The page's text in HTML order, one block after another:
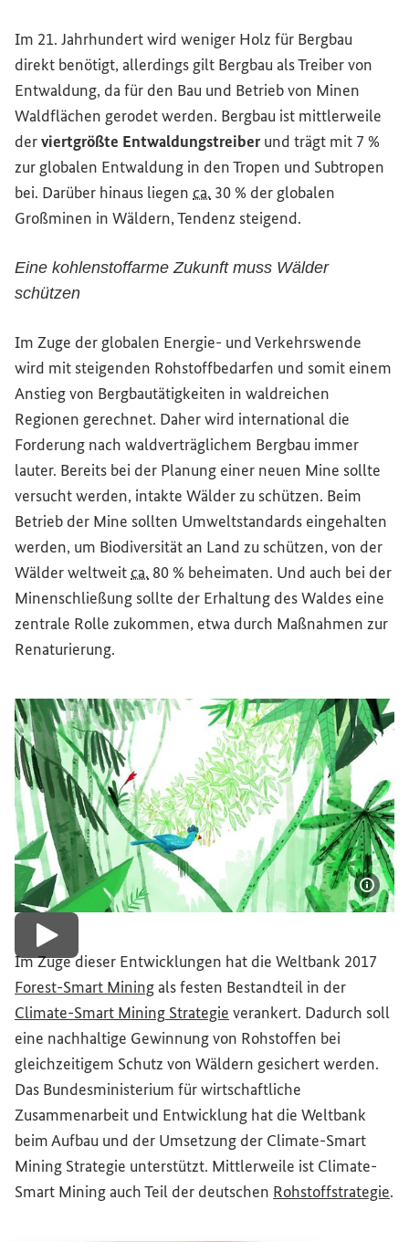
Im 21. Jahrhundert wird weniger Holz für Bergbau
direkt benötigt, allerdings gilt Bergbau als Treiber von
Entwaldung, da für den Bau und Betrieb von Minen
Waldflächen gerodet werden. Bergbau ist mittlerweile
derviertgrößte Entwaldungstreiberund trägt mit 7 %
zur globalen Entwaldung in den Tropen und Subtropen
bei. Darüber hinaus liegen ca. 30 % der globalen
Großminen in Wäldern, Tendenz steigend.
Eine kohlenstoffarme Zukunft muss Wälder
schützen
Im Zuge der globalen Energie- und Verkehrswende
wird mit steigenden Rohstoffbedarfen und somit einem
Anstieg von Bergbautätigkeiten in waldreichen
Regionen gerechnet. Daher wird international die
Forderung nach waldverträglichem Bergbau immer
lauter. Bereits bei der Planung einer neuen Mine sollte
versucht werden, intakte Wälder zu schützen. Beim
Betrieb der Mine sollten Umweltstandards eingehalten
werden, um Biodiversität an Land zu schützen, von der
Wälder weltweit ca. 80 % beheimaten. Und auch bei der
Minenschließung sollte der Erhaltung des Waldes eine
zentrale Rolle zukommen, etwa durch Maßnahmen zur
Renaturierung.
Video abspielen
Im Zuge dieser Entwicklungen hat die Weltbank 2017
Forest-Smart Mining(Externer Link)
als festen Bestandteil in der
Climate-Smart Mining Strategie (Externer Link)
verankert. Dadurch soll
eine nachhaltige Gewinnung von Rohstoffen bei
gleichzeitigem Schutz von Wäldern gesichert werden.
Das Bundesministerium für wirtschaftliche
Zusammenarbeit und Entwicklung hat die Weltbank
beim Aufbau und der Umsetzung der Climate-Smart
Mining Strategie unterstützt. Mittlerweile ist Climate-
Smart Miningauch Teil der deutschen Rohstoffstrategie.